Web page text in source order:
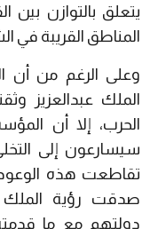
يتعلق بالتوازن بين
المناطق القريبة في
وعلى الرغم من أن
الملك عبدالعزيز
الحرب، إلا أن
سيسارعون إلى
تقاطعت هذه الوعود
صدقت رؤية الملك
دولتهم مع ما